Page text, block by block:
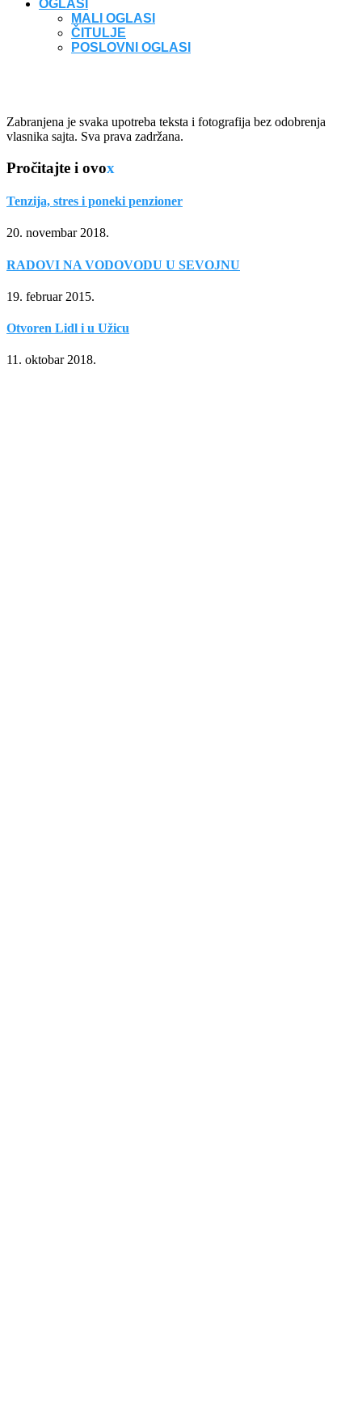
OGLASI
MALI OGLASI
ČITULJE
POSLOVNI OGLASI
Zabranjena je svaka upotreba teksta i fotografija bez odobrenja
vlasnika sajta. Sva prava zadržana.
Pročitajte i ovox
Tenzija, stres i poneki penzioner
20. novembar 2018.
RADOVI NA VODOVODU U SEVOJNU
19. februar 2015.
Otvoren Lidl i u Užicu
11. oktobar 2018.